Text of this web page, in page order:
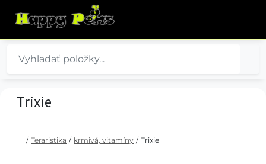
Trixie
/ Teraristika / krmivá, vitamíny / Trixie